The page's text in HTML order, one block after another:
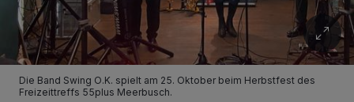
Die Band Swing O.K. spielt am 25. Oktober beim Herbstfest des
Freizeittreffs 55plus Meerbusch.